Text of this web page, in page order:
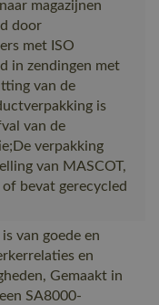
magazijnen
door
met ISO
in zendingen met
van de
is
van de
verpakking
van MASCOT,
of bevat gerecycled
van goede en
en
Gemaakt in
SA8000-